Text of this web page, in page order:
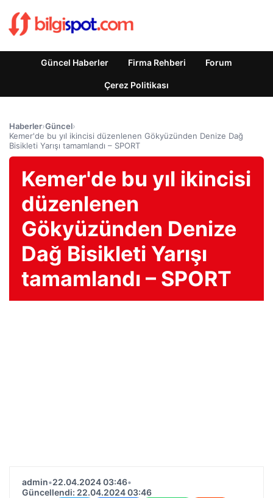
Güncel Haberler Firma Rehberi Forum
Çerez Politikası
Haberler›Güncel›
Kemer'de bu yıl ikincisi düzenlenen Gökyüzünden Denize Dağ
Bisikleti Yarışı tamamlandı – SPORT
Kemer'de bu yıl ikincisi
düzenlenen
Gökyüzünden Denize
Dağ Bisikleti Yarışı
tamamlandı – SPORT
admin•22.04.2024 03:46•
Güncellendi: 22.04.2024 03:46